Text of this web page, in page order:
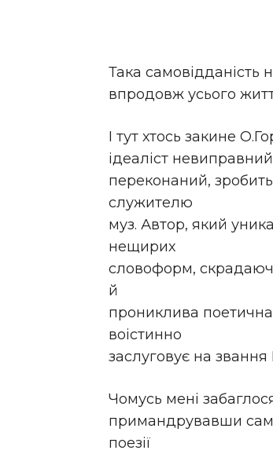
Така самовідданість
впродовж усього
І тут хтось закине
ідеаліст
переконаний,
служителю
муз. Автор, який
нещирих
словоформ,
й
прониклива поетична
воістинно
заслуговує на
Чомусь мені
примандрувавши
поезії